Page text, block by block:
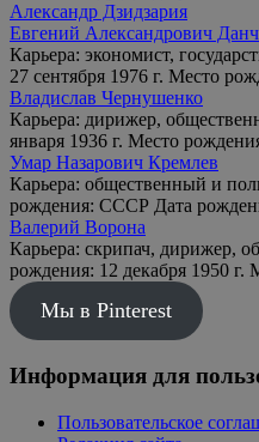
Александр Дзидзария
Евгений Александрович
Карьера: экономист,
27 сентября 1976 г. Место
Владислав Чернушенко
Карьера: дирижер,
января 1936 г. Место
Умар Назарович Кремлев
Карьера: общественный и
рождения: СССР Дата
Валерий Ворона
Карьера: скрипач, дирижер,
рождения: 12 декабря 1950
Мы в Pinterest
Информация для
Пользовательское